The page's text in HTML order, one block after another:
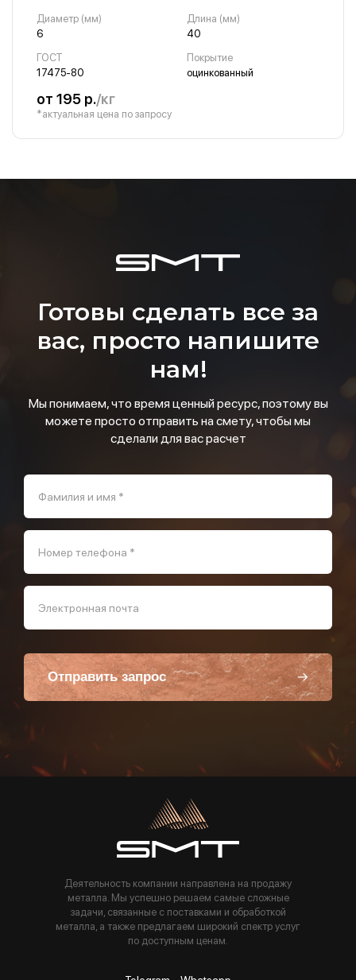
Диаметр (мм)
6
Длина (мм)
40
ГОСТ
17475-80
Покрытие
оцинкованный
от 195 р./кг
*актуальная цена по запросу
Готовы сделать все за
вас, просто напишите
нам!
Мы понимаем, что время ценный ресурс, поэтому вы
можете просто отправить на смету, чтобы мы
сделали для вас расчет
Фамилия и имя *
Номер телефона *
Электронная почта
Отправить запрос
Пользуясь данной формой вы соглашаетесь с политикой компании
Деятельность компании направлена на продажу
металла. Мы успешно решаем самые сложные
задачи, связанные с поставками и обработкой
металла, а также предлагаем широкий спектр услуг
по доступным ценам.